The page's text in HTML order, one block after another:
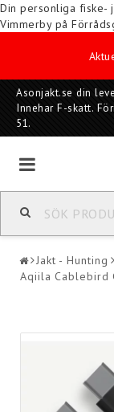
Din personliga fiske-
Vimmerby på
Asonjakt.se din
Innehar F-skatt.
51.
Jakt - Hunting
Aqiila Cablebird